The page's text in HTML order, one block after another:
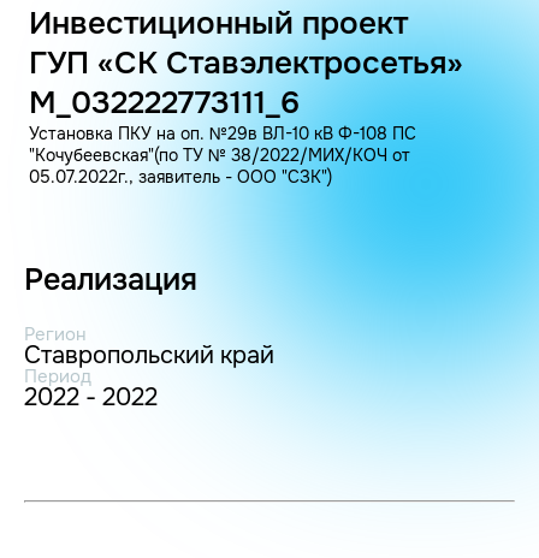
Инвестиционный проект
ГУП «СК Ставэлектросетья»
M_032222773111_6
Установка ПКУ на оп. №29в ВЛ-10 кВ Ф-108 ПС
"Кочубеевская"(по ТУ № 38/2022/МИХ/КОЧ от
05.07.2022г., заявитель - ООО "СЗК")
Реализация
Регион
Ставропольский край
Период
2022 - 2022